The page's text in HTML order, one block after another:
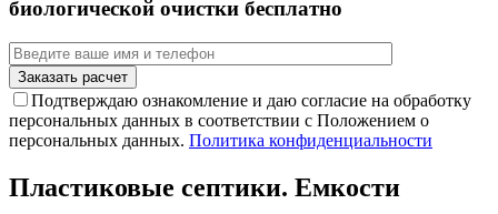
биологической очистки бесплатно
Подтверждаю ознакомление и даю согласие на обработку
персональных данных в соответствии с Положением о
персональных данных. Политика конфиденциальности
Пластиковые септики. Емкости